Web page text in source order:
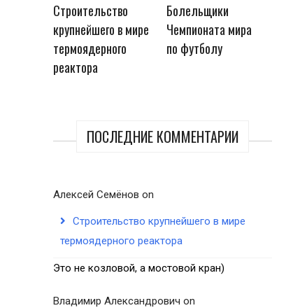
Строительство
крупнейшего в мире
термоядерного
реактора
Болельщики
Чемпионата мира
по футболу
ПОСЛЕДНИЕ КОММЕНТАРИИ
Алексей Семёнов on
Строительство крупнейшего в мире
термоядерного реактора
Это не козловой, а мостовой кран)
Владимир Александрович on